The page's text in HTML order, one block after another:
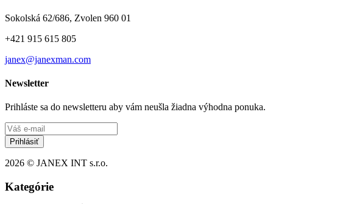
Sokolská 62/686, Zvolen 960 01
+421 915 615 805
janex@janexman.com
Newsletter
Prihláste sa do newsletteru aby vám neušla žiadna výhodna ponuka.
Prihlásiť
2026 © JANEX INT s.r.o.
Kategórie